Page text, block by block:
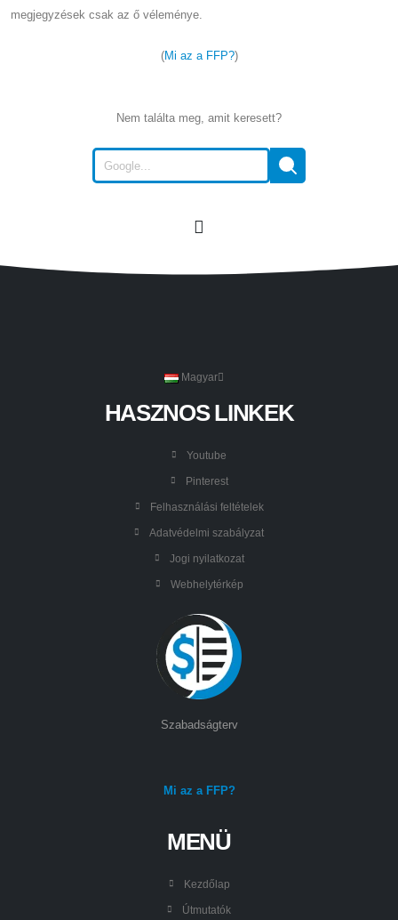
megjegyzések csak az ő véleménye.
(Mi az a FFP?)
Nem találta meg, amit keresett?
Magyar
HASZNOS LINKEK
Youtube
Pinterest
Felhasználási feltételek
Adatvédelmi szabályzat
Jogi nyilatkozat
Webhelytérkép
Szabadságterv
Mi az a FFP?
MENÜ
Kezdőlap
Útmutatók